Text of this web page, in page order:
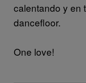
calentando y en
dancefloor.
One love!